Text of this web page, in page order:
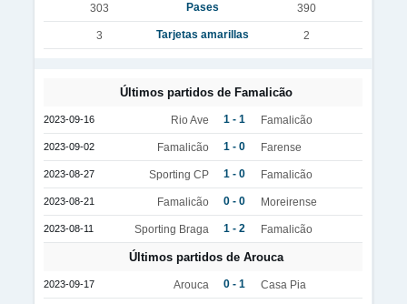
303 Pases 390
3 Tarjetas amarillas 2
Últimos partidos de Famalicão
2023-09-16 Rio Ave 1 - 1 Famalicão
2023-09-02 Famalicão 1 - 0 Farense
2023-08-27 Sporting CP 1 - 0 Famalicão
2023-08-21 Famalicão 0 - 0 Moreirense
2023-08-11 Sporting Braga 1 - 2 Famalicão
Últimos partidos de Arouca
2023-09-17 Arouca 0 - 1 Casa Pia